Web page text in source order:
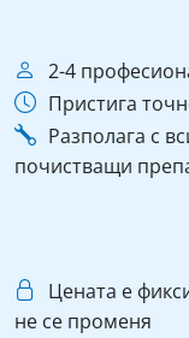
2-4
Пристига
Разполага с
почистващи
Цената е
не се променя